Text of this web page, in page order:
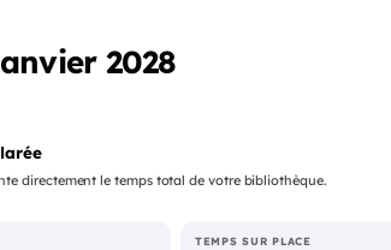
2028
directement le temps total de votre bibliothèque.
TEMPS SUR PLACE